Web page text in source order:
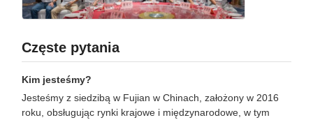
Częste pytania
Kim jesteśmy?
Jesteśmy z siedzibą w Fujian w Chinach, założony w 2016
roku, obsługując rynki krajowe i międzynarodowe, w tym